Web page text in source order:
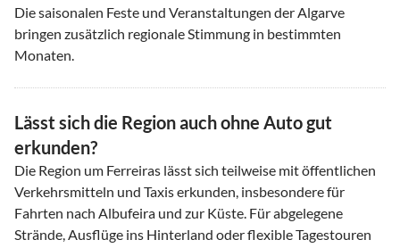
Die saisonalen Feste und Veranstaltungen der Algarve
bringen zusätzlich regionale Stimmung in bestimmten
Monaten.
Lässt sich die Region auch ohne Auto gut
erkunden?
Die Region um Ferreiras lässt sich teilweise mit öffentlichen
Verkehrsmitteln und Taxis erkunden, insbesondere für
Fahrten nach Albufeira und zur Küste. Für abgelegene
Strände, Ausflüge ins Hinterland oder flexible Tagestouren